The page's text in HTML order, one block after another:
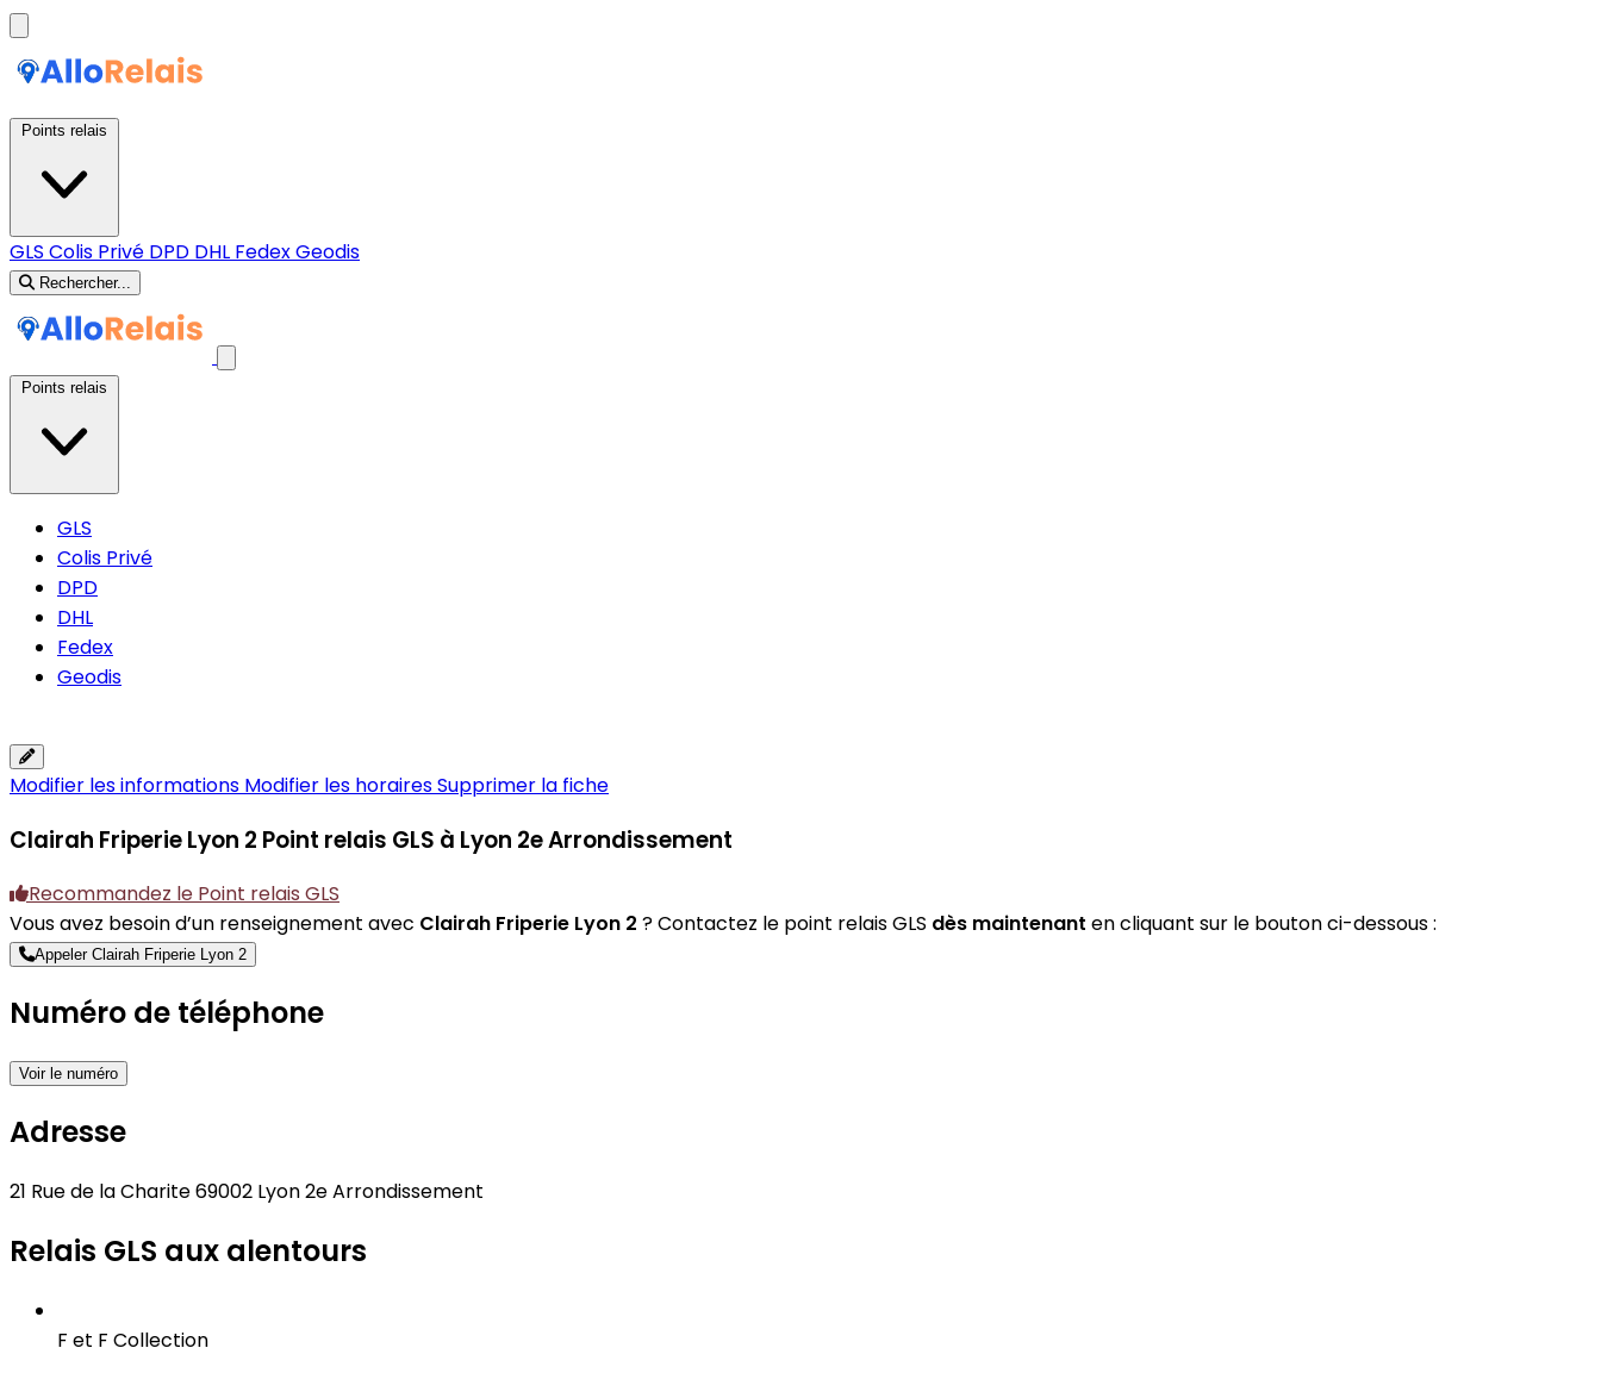
GLS Colis Privé DPD DHL FedexGeodis
Rechercher...
GLS
Colis Privé
DPD
DHL
Fedex
Geodis
Modifier les informations Modifier les horairesSupprimer la fiche
Clairah Friperie Lyon 2 Point relais GLS à Lyon 2e Arrondissement
Recommandez le Point relais GLS
Vous avez besoin d’un renseignement avec Clairah Friperie Lyon 2 ? Contactez le point relais GLS dès maintenant en cliquant sur le bouton ci-dessous :
Appeler Clairah Friperie Lyon 2
Numéro de téléphone
Voir le numéro
Adresse
21 Rue de la Charite 69002 Lyon 2e Arrondissement
Relais GLS aux alentours
F et F Collection